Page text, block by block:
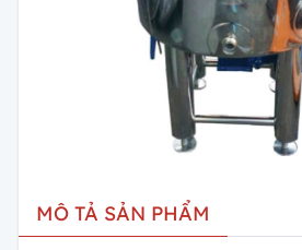
MÔ TẢ SẢN PHẨM